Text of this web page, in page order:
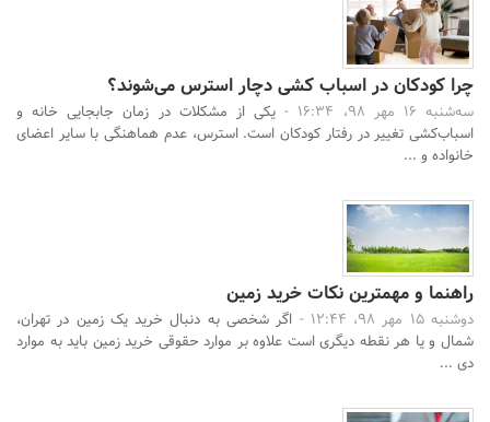
چرا کودکان در اسباب کشی دچار استرس می‌شوند؟
سه‌شنبه 16 مهر 98، 16:34 -
یکی از مشکلات در زمان جابجایی خانه و
اسباب‌کشی تغییر در رفتار کودکان است. استرس، عدم هماهنگی با سایر اعضای
خانواده و ...
راهنما و مهمترین نکات خرید زمین
دوشنبه 15 مهر 98، 12:44 -
اگر شخصی به دنبال خرید یک زمین در تهران،
شمال و یا هر نقطه دیگری است علاوه بر موارد حقوقی خرید زمین باید به موارد
دی ...